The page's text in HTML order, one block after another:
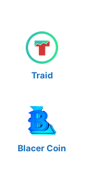
Traid
Blacer Coin